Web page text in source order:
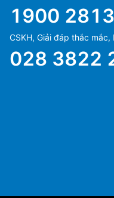
1900 2813
CSKH, Giải đáp thắc mắc,
028 3822
Ms Hằng
(+84) 70 854 1213
Ms Huỳnh